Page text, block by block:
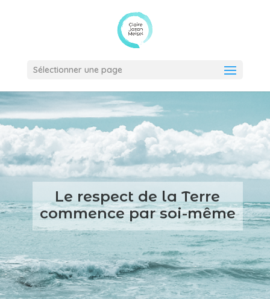
Sélectionner une page
Le respect de la Terre
commence par soi-même